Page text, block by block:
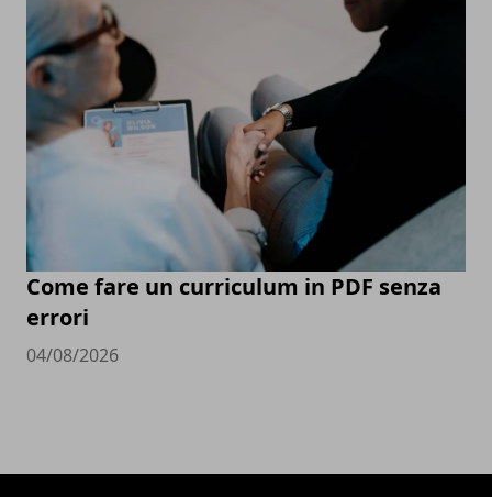
Come fare un curriculum in PDF senza
errori
04/08/2026